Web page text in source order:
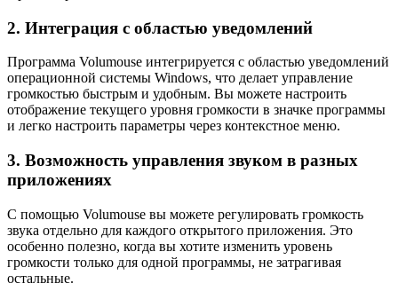
2. Интеграция с областью уведомлений
Программа Volumouse интегрируется с областью уведомлений
операционной системы Windows, что делает управление
громкостью быстрым и удобным. Вы можете настроить
отображение текущего уровня громкости в значке программы
и легко настроить параметры через контекстное меню.
3. Возможность управления звуком в разных
приложениях
С помощью Volumouse вы можете регулировать громкость
звука отдельно для каждого открытого приложения. Это
особенно полезно, когда вы хотите изменить уровень
громкости только для одной программы, не затрагивая
остальные.